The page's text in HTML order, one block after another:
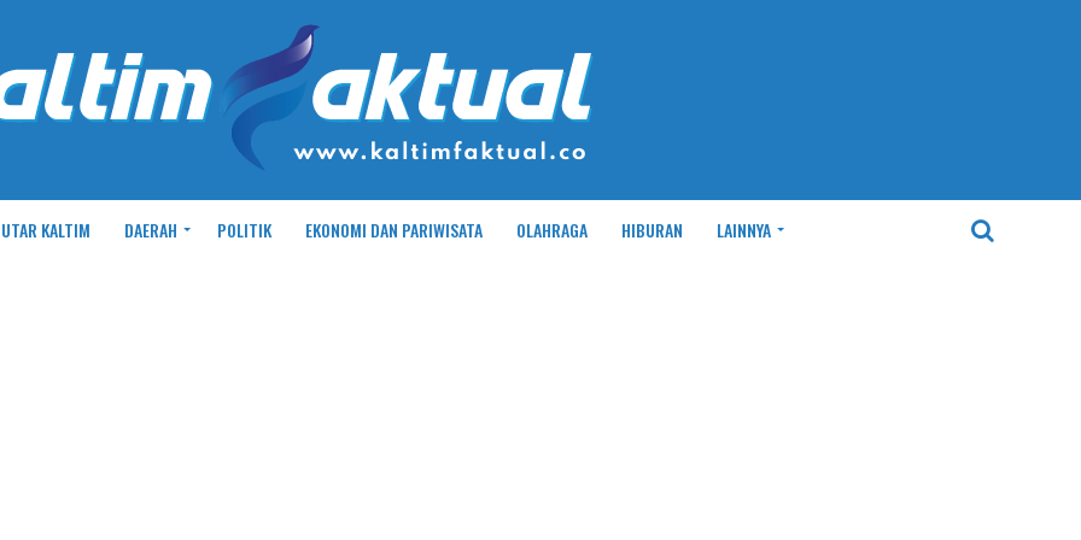
KALTIM DAERAH POLITIK EKONOMI DAN PARIWISATA OLAHRAGA HIBURAN LAINNYA